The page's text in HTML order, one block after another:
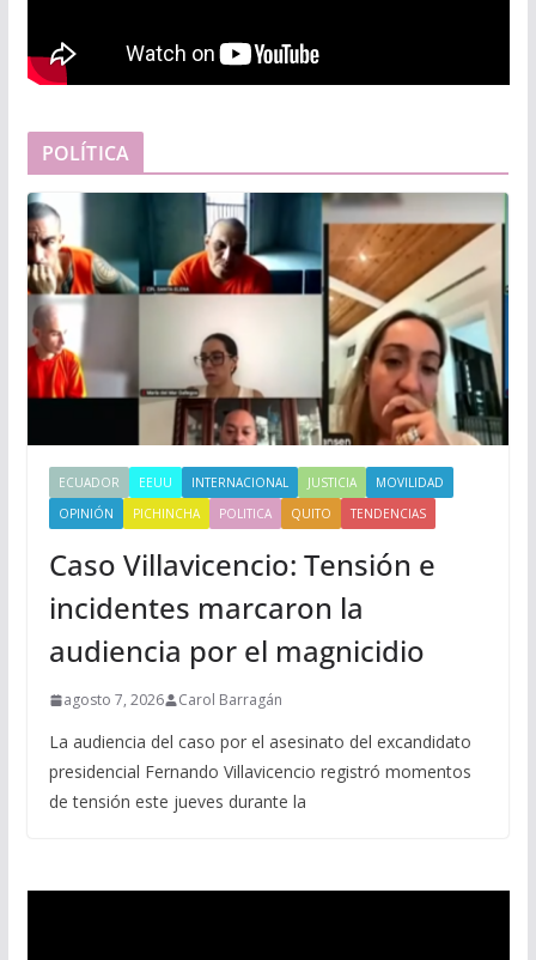
POLÍTICA
ECUADOR EEUU INTERNACIONAL JUSTICIA
MOVILIDAD
OPINIÓN
PICHINCHA POLITICA QUITO TENDENCIAS
Caso Villavicencio: Tensión e
incidentes marcaron la
audiencia por el magnicidio
agosto 7, 2026 Carol Barragán
La audiencia del caso por el asesinato del excandidato
presidencial Fernando Villavicencio registró momentos
de tensión este jueves durante la